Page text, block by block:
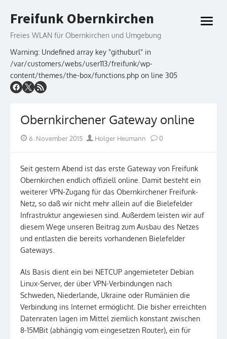
to
Freifunk Obernkirchen
Freies WLAN für Obernkirchen und Umgebung
Warning: Undefined array key "githuburl" in
/var/customers/webs/user113/freifunk/wp-
content/themes/the-box/functions.php on line 305
open
Obernkirchener Gateway online
Posted
6. November 2015 Author
Holger Heumann 0
Seit gestern Abend ist das erste Gateway von Freifunk
Obernkirchen endlich offiziell online. Damit besteht ein
weiterer VPN-Zugang für das Obernkirchener Freifunk-
Netz, so daß wir nicht mehr allein auf die Bielefelder
Infrastruktur angewiesen sind. Außerdem leisten wir auf
diesem Wege unseren Beitrag zum Ausbau des Netzes
und entlasten die bereits vorhandenen Bielefelder
Gateways.
Als Basis dient ein bei NETCUP angemieteter Debian
Linux-Server, der über VPN-Verbindungen nach
Schweden, Niederlande, Ukraine oder Rumänien die
Verbindung ins Internet ermöglicht. Die bisher erreichten
Datenraten lagen im Mittel ziemlich konstant zwischen
8-15MBit (abhängig vom eingesetzen Router), ein für